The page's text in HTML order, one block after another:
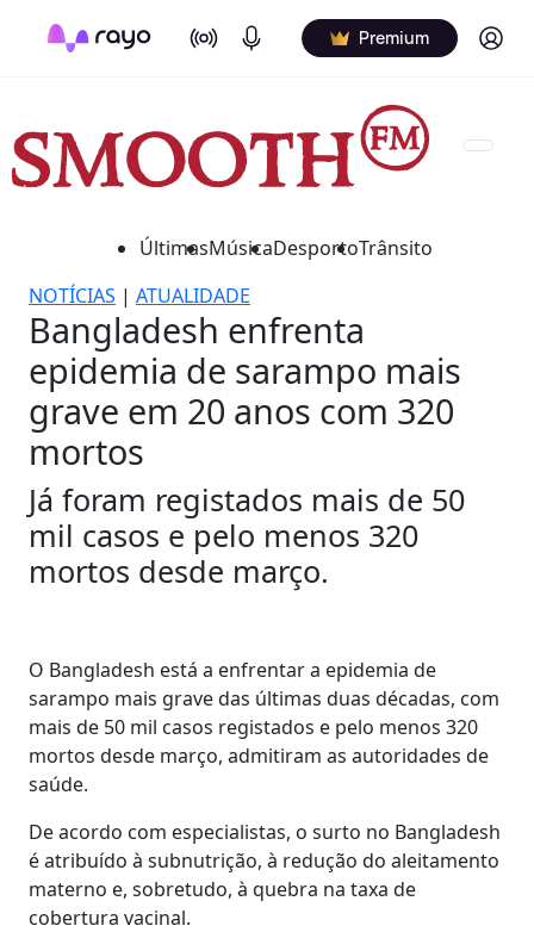
On Air Podcasts Premium Log in
ÚltimasMúsicaDesportoTrânsito
NOTÍCIAS | ATUALIDADE
Bangladesh enfrenta
epidemia de sarampo mais
grave em 20 anos com 320
mortos
Já foram registados mais de 50
mil casos e pelo menos 320
mortos desde março.
O Bangladesh está a enfrentar a epidemia de
sarampo mais grave das últimas duas décadas, com
mais de 50 mil casos registados e pelo menos 320
mortos desde março, admitiram as autoridades de
saúde.
De acordo com especialistas, o surto no Bangladesh
é atribuído à subnutrição, à redução do aleitamento
materno e, sobretudo, à quebra na taxa de
cobertura vacinal.